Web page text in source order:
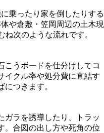
乗ったり家を倒したりする
や倉敷・笠岡周辺の土木現
次のような流れです。
こうボードを仕分けしてコ
イクル率や処分費に直結す
につきます。
ガラを誘導したり、トラッ
。合図の出し方や死角の位